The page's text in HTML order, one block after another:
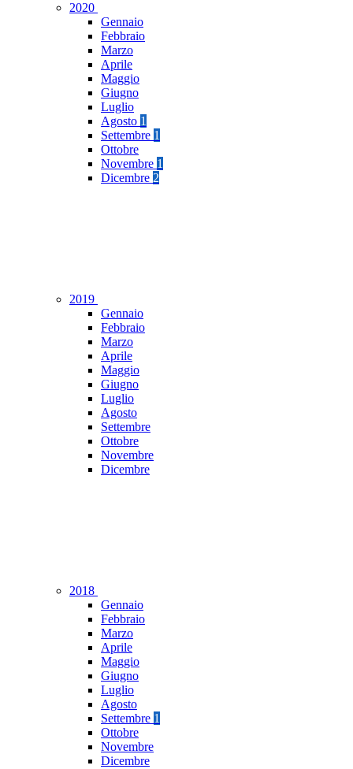
2020
Gennaio
Febbraio
Marzo
Aprile
Maggio
Giugno
Luglio
Agosto 1
Settembre 1
Ottobre
Novembre 1
Dicembre 2
2019
Gennaio
Febbraio
Marzo
Aprile
Maggio
Giugno
Luglio
Agosto
Settembre
Ottobre
Novembre
Dicembre
2018
Gennaio
Febbraio
Marzo
Aprile
Maggio
Giugno
Luglio
Agosto
Settembre 1
Ottobre
Novembre
Dicembre